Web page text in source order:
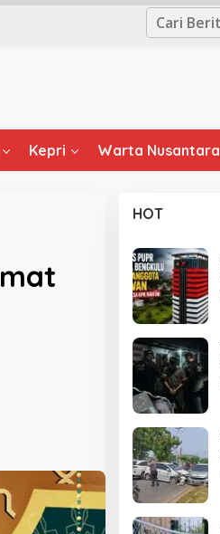
Kepri Warta Nusantara
HOT